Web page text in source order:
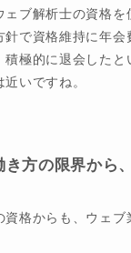
ェブ解析士の資格
針で資格維持に年会
積極的に退会した
いですね。
き方の限界から
格からも、ウェブ